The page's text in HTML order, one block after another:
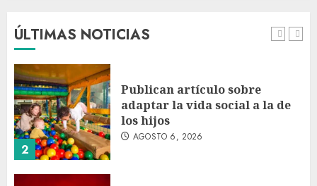
ÚLTIMAS NOTICIAS
1 AGOSTO 6, 2026
2
Publican artículo sobre
adaptar la vida social a la de
los hijos
AGOSTO 6, 2026